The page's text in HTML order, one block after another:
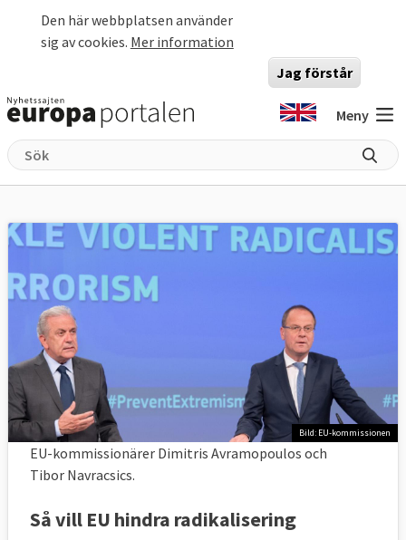
Den här webbplatsen använder
sig av cookies. Mer information
Jag förstår
Meny
Bild: EU-kommissionen
EU-kommissionärer Dimitris Avramopoulos och
Tibor Navracsics.
Så vill EU hindra radikalisering